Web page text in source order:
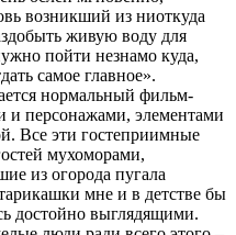
возникший из ниоткуда
живую воду для
пойти незнамо куда,
самое главное».
нормальный фильм-
и персонажами, элементами
Все эти гостеприимные
мухоморами,
из огорода пугала
мне и в детстве бы
достойно выглядящими.